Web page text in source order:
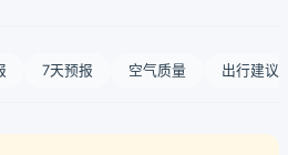
7天预报 空气质量 出行建议